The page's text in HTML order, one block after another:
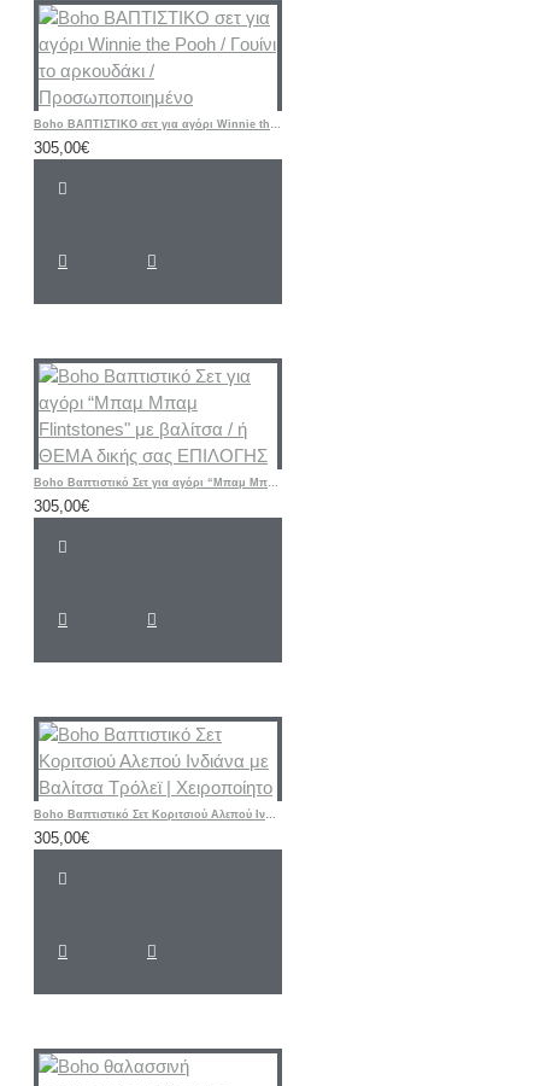
Boho ΒΑΠΤΙΣΤΙΚΟ σετ για αγόρι Winnie the Pooh / Γουίνι το αρκουδάκι / Προσωποποιημένο
305,00€
Boho Βαπτιστικό Σετ για αγόρι “Μπαμ Μπαμ Flintstones" με βαλίτσα / ή ΘΕΜΑ δικής σας ΕΠΙΛΟΓΗΣ
305,00€
Boho Βαπτιστικό Σετ Κοριτσιού Αλεπού Ινδιάνα με Βαλίτσα Τρόλεϊ | Χειροποίητο
305,00€